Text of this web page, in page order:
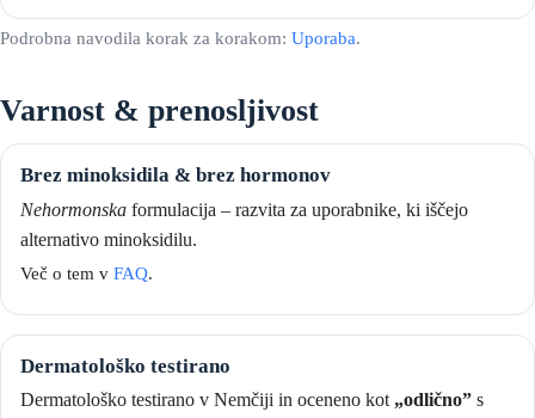
Podrobna navodila korak za korakom: Uporaba.
Varnost & prenosljivost
Brez minoksidila & brez hormonov
Nehormonska formulacija – razvita za uporabnike, ki iščejo
alternativo minoksidilu.
Več o tem v FAQ.
Dermatološko testirano
Dermatološko testirano v Nemčiji in oceneno kot „odlično” s